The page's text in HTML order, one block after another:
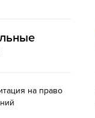
на право